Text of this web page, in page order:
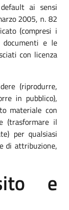
ai sensi
2005, n. 82
(compresi i
e le
con licenza
(riprodurre,
in pubblico),
materiale con
(trasformare il
per qualsiasi
di attribuzione,
e